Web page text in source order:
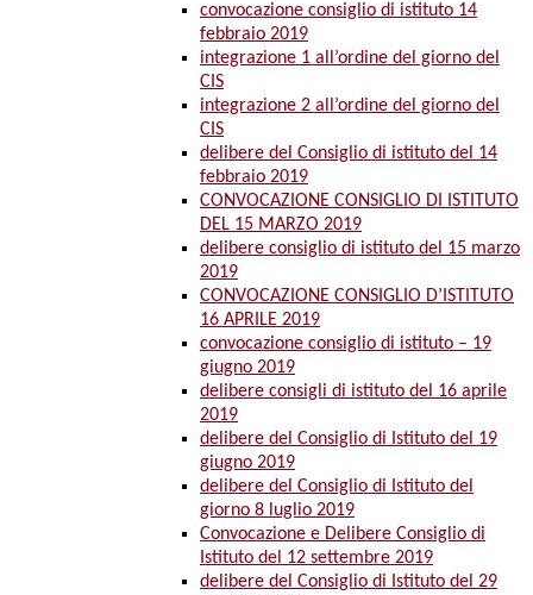
convocazione consiglio di istituto 14
febbraio 2019
integrazione 1 all’ordine del giorno del
CIS
integrazione 2 all’ordine del giorno del
CIS
delibere del Consiglio di istituto del 14
febbraio 2019
CONVOCAZIONE CONSIGLIO DI ISTITUTO
DEL 15 MARZO 2019
delibere consiglio di istituto del 15 marzo
2019
CONVOCAZIONE CONSIGLIO D’ISTITUTO
16 APRILE 2019
convocazione consiglio di istituto – 19
giugno 2019
delibere consigli di istituto del 16 aprile
2019
delibere del Consiglio di Istituto del 19
giugno 2019
delibere del Consiglio di Istituto del
giorno 8 luglio 2019
Convocazione e Delibere Consiglio di
Istituto del 12 settembre 2019
delibere del Consiglio di Istituto del 29